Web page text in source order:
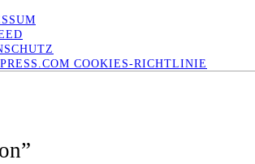
COOKIES-RICHTLINIE